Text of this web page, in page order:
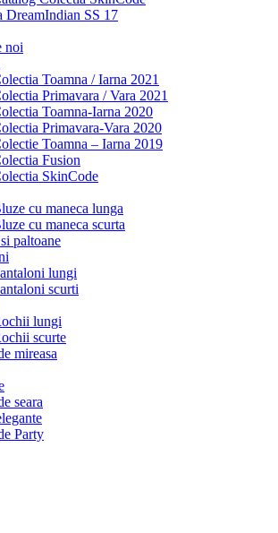
DreamIndian SS 17
noi
Toamna / Iarna 2021
Primavara / Vara 2021
Toamna-Iarna 2020
Primavara-Vara 2020
Toamna – Iarna 2019
Fusion
SkinCode
cu maneca lunga
cu maneca scurta
paltoane
lungi
scurti
lungi
scurte
mireasa
seara
Party